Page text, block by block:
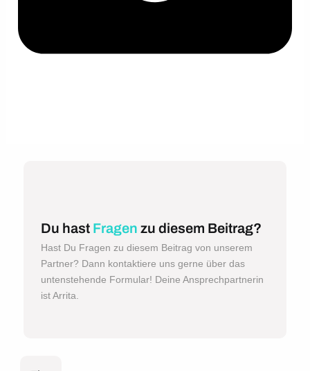
Du hast Fragen zu diesem Beitrag?
Hast Du Fragen zu diesem Beitrag von unserem
Partner? Dann kontaktiere uns gerne über das
untenstehende Formular! Deine Ansprechpartnerin
ist Arrita.